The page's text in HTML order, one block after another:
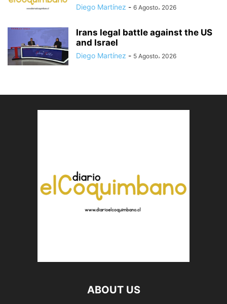
Diego Martínez - 6 Agosto، 2026
Irans legal battle against the US
and Israel
Diego Martínez - 5 Agosto، 2026
ABOUT US